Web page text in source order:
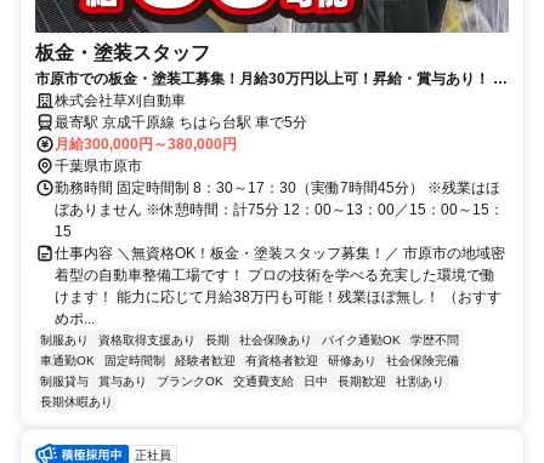
板金・塗装スタッフ
市原市での板金・塗装工募集！月給30万円以上可！昇給・賞与あり！ 働
きやすい職場環境で技術を磨こう！
株式会社草刈自動車
最寄駅 京成千原線 ちはら台駅 車で5分
月給300,000円～380,000円
千葉県市原市
勤務時間 固定時間制 8：30～17：30（実働7時間45分） ※残業はほ
ぼありません ※休憩時間：計75分 12：00～13：00／15：00～15：
15
仕事内容 ＼無資格OK！板金・塗装スタッフ募集！／ 市原市の地域密
着型の自動車整備工場です！ プロの技術を学べる充実した環境で働
けます！ 能力に応じて月給38万円も可能！残業ほぼ無し！ （おすす
めポ...
制服あり 資格取得支援あり 長期 社会保険あり バイク通勤OK
学歴不問
車通勤OK
固定時間制 経験者歓迎 有資格者歓迎 研修あり
社会保険完備
制服貸与
賞与あり ブランクOK 交通費支給 日中 長期歓迎
社割あり
長期休暇あり
正社員